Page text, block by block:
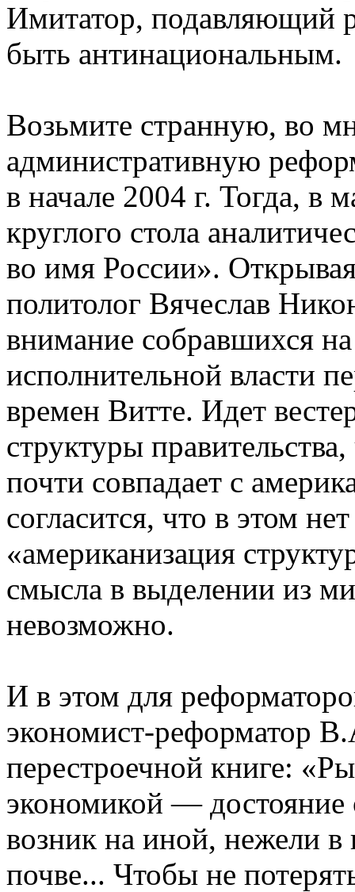
Имитатор, подавляющий
быть антинациональным.
Возьмите странную, во
административную
в начале 2004 г. Тогда, в
круглого стола
во имя России».
политолог Вячеслав
внимание собравшихся
исполнительной власти
времен Витте. Идет
структуры
почти совпадает с
согласится, что в этом
«американизация
смысла в выделении из
невозможно.
И в этом для
экономист-реформатор
перестроечной книге:
экономикой —
возник на иной, нежели в
почве... Чтобы не